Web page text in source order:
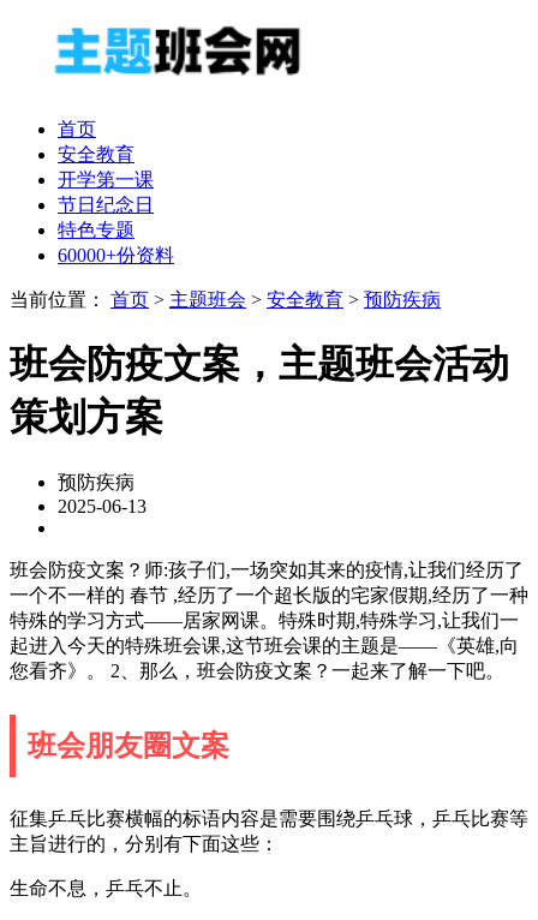
首页
安全教育
开学第一课
节日纪念日
特色专题
60000+份资料
当前位置： 首页 > 主题班会 > 安全教育 > 预防疾病
班会防疫文案，主题班会活动
策划方案
预防疾病
2025-06-13
班会防疫文案？师:孩子们,一场突如其来的疫情,让我们经历了
一个不一样的 春节 ,经历了一个超长版的宅家假期,经历了一种
特殊的学习方式――居家网课。特殊时期,特殊学习,让我们一
起进入今天的特殊班会课,这节班会课的主题是――《英雄,向
您看齐》。 2、那么，班会防疫文案？一起来了解一下吧。
班会朋友圈文案
征集乒乓比赛横幅的标语内容是需要围绕乒乓球，乒乓比赛等
主旨进行的，分别有下面这些：
生命不息，乒乓不止。